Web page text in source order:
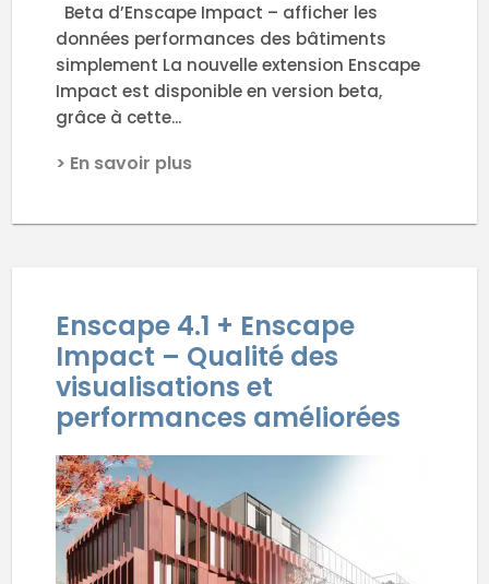
Beta d’Enscape Impact – afficher les
données performances des bâtiments
simplement La nouvelle extension Enscape
Impact est disponible en version beta,
grâce à cette...
> En savoir plus
Enscape 4.1 + Enscape
Impact – Qualité des
visualisations et
performances améliorées